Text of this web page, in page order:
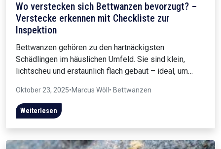
Wo verstecken sich Bettwanzen bevorzugt? –
Verstecke erkennen mit Checkliste zur
Inspektion
Bettwanzen gehören zu den hartnäckigsten
Schädlingen im häuslichen Umfeld. Sie sind klein,
lichtscheu und erstaunlich flach gebaut – ideal, um…
Oktober 23, 2025•Marcus Wöll • Bettwanzen
Weiterlesen